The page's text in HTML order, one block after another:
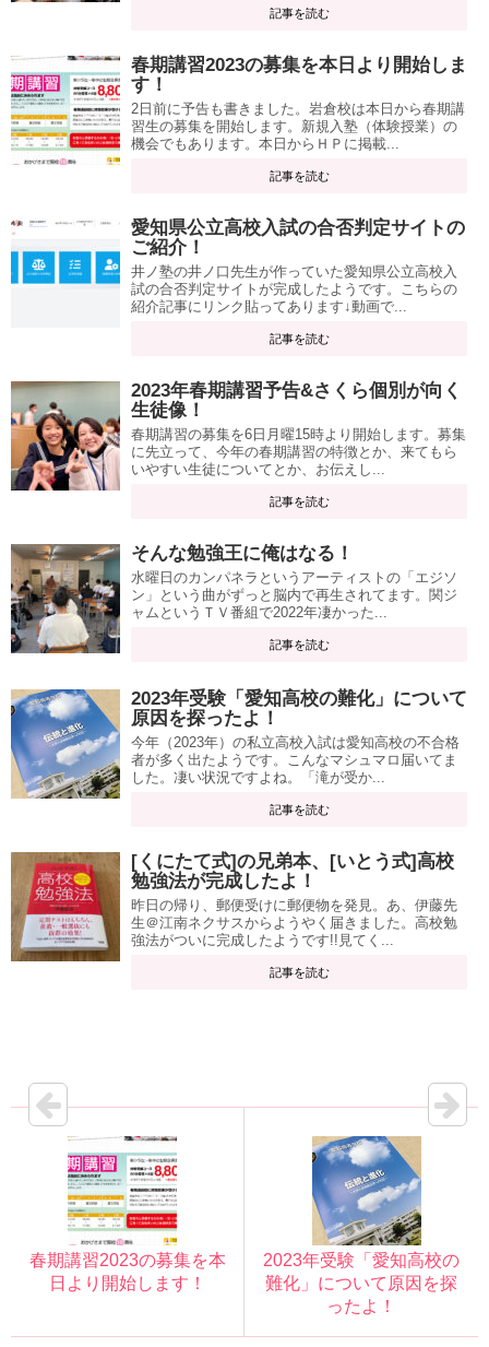
記事を読む
春期講習2023の募集を本日より開始しま
す！
2日前に予告も書きました。岩倉校は本日から春期講
習生の募集を開始します。新規入塾（体験授業）の
機会でもあります。本日からＨＰに掲載...
記事を読む
愛知県公立高校入試の合否判定サイトの
ご紹介！
井ノ塾の井ノ口先生が作っていた愛知県公立高校入
試の合否判定サイトが完成したようです。こちらの
紹介記事にリンク貼ってあります↓動画で...
記事を読む
2023年春期講習予告&さくら個別が向く
生徒像！
春期講習の募集を6日月曜15時より開始します。募集
に先立って、今年の春期講習の特徴とか、来てもら
いやすい生徒についてとか、お伝えし...
記事を読む
そんな勉強王に俺はなる！
水曜日のカンパネラというアーティストの「エジソ
ン」という曲がずっと脳内で再生されてます。関ジ
ャムというＴＶ番組で2022年凄かった...
記事を読む
2023年受験「愛知高校の難化」について
原因を探ったよ！
今年（2023年）の私立高校入試は愛知高校の不合格
者が多く出たようです。こんなマシュマロ届いてま
した。凄い状況ですよね。「滝が受か...
記事を読む
[くにたて式]の兄弟本、[いとう式]高校
勉強法が完成したよ！
昨日の帰り、郵便受けに郵便物を発見。あ、伊藤先
生＠江南ネクサスからようやく届きました。高校勉
強法がついに完成したようです!!見てく...
記事を読む
春期講習2023の募集を本
日より開始します！
2023年受験「愛知高校の
難化」について原因を探
ったよ！